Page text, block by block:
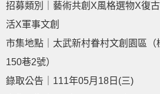
招募類別｜藝術共創X風格選物X復
活X軍事文創
市集地點｜太武新村眷村文創園區
150巷2號）
錄取公告｜111年05月18日(三)